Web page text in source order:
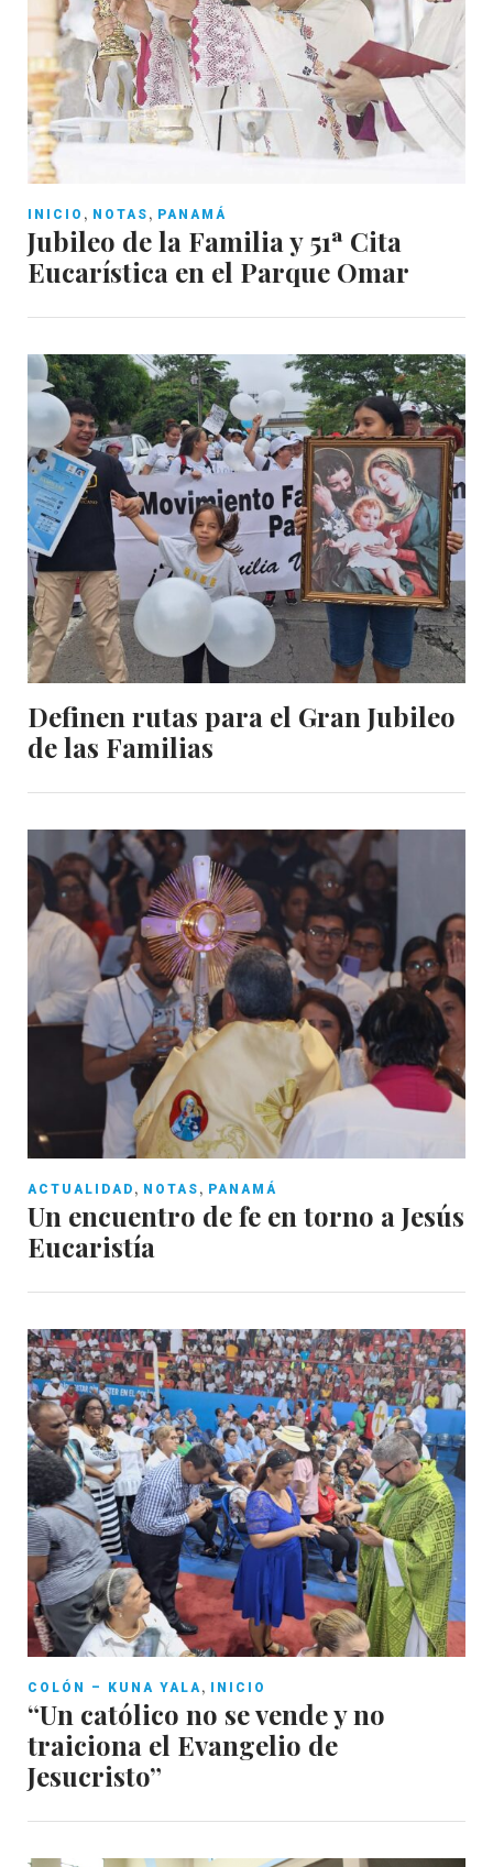
INICIO , NOTAS , PANAMÁ
Jubileo de la Familia y 51ª Cita
Eucarística en el Parque Omar
Definen rutas para el Gran Jubileo
de las Familias
ACTUALIDAD , NOTAS , PANAMÁ
Un encuentro de fe en torno a Jesús
Eucaristía
COLÓN – KUNA YALA, INICIO
“Un católico no se vende y no
traiciona el Evangelio de
Jesucristo”